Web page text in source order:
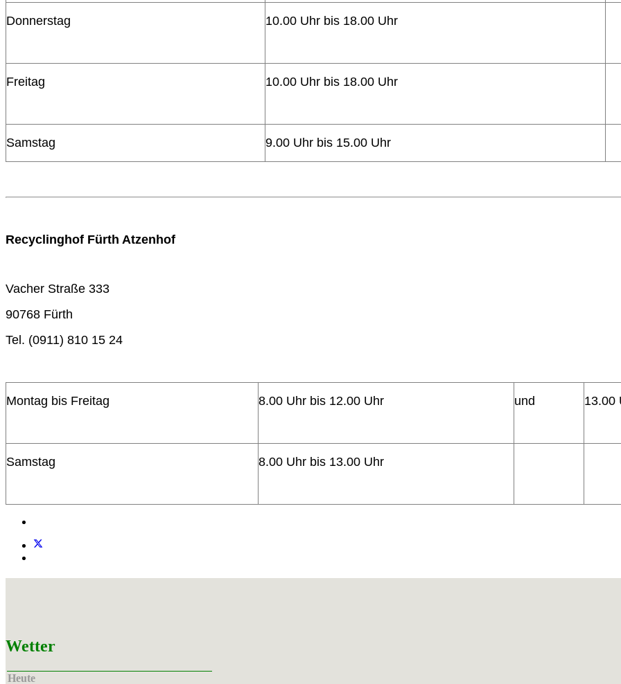
Donnerstag 10.00 Uhr bis 18.00 Uhr
Freitag 10.00 Uhr bis 18.00 Uhr
Samstag 9.00 Uhr bis 15.00 Uhr
Recyclinghof Fürth Atzenhof
Vacher Straße 333
90768 Fürth
Tel. (0911) 810 15 24
Montag bis Freitag 8.00 Uhr bis 12.00 Uhr und 13.00
Samstag 8.00 Uhr bis 13.00 Uhr
Wetter
Heute